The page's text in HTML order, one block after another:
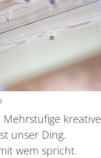
Mehrstufige kreative
unser Ding.
wem spricht.